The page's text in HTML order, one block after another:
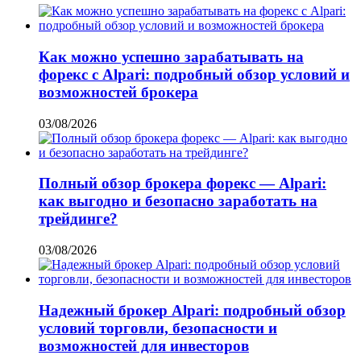
Как можно успешно зарабатывать на
форекс с Alpari: подробный обзор условий и
возможностей брокера
03/08/2026
Полный обзор брокера форекс — Alpari:
как выгодно и безопасно заработать на
трейдинге?
03/08/2026
Надежный брокер Alpari: подробный обзор
условий торговли, безопасности и
возможностей для инвесторов